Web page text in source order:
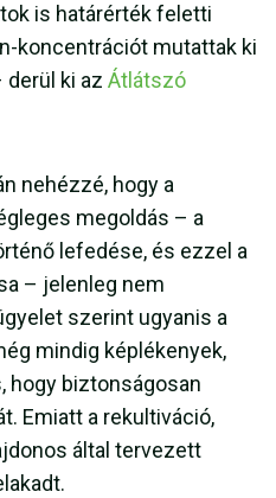
is határérték feletti
koncentrációt mutattak ki
ki az Átlátszó
nehézzé, hogy a
megoldás – a
lefedése, és ezzel a
– jelenleg nem
szerint ugyanis a
mindig képlékenyek,
hogy biztonságosan
Emiatt a rekultiváció,
által tervezett